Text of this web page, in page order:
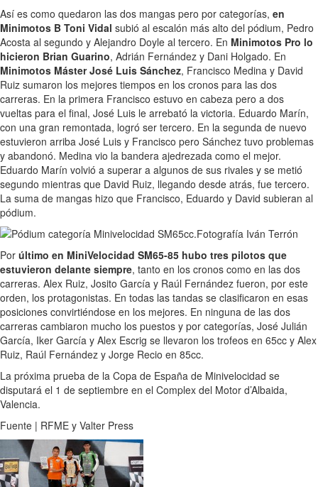
Así es como quedaron las dos mangas pero por categorías, en
Minimotos B Toni Vidal subió al escalón más alto del pódium, Pedro
Acosta al segundo y Alejandro Doyle al tercero. En Minimotos Pro lo
hicieron Brian Guarino, Adrián Fernández y Dani Holgado. En
Minimotos Máster José Luis Sánchez, Francisco Medina y David
Ruiz sumaron los mejores tiempos en los cronos para las dos
carreras. En la primera Francisco estuvo en cabeza pero a dos
vueltas para el final, José Luis le arrebató la victoria. Eduardo Marín,
con una gran remontada, logró ser tercero. En la segunda de nuevo
estuvieron arriba José Luis y Francisco pero Sánchez tuvo problemas
y abandonó. Medina vio la bandera ajedrezada como el mejor.
Eduardo Marín volvió a superar a algunos de sus rivales y se metió
segundo mientras que David Ruiz, llegando desde atrás, fue tercero.
La suma de mangas hizo que Francisco, Eduardo y David subieran al
pódium.
Por último en MiniVelocidad SM65-85 hubo tres pilotos que
estuvieron delante siempre, tanto en los cronos como en las dos
carreras. Alex Ruiz, Josito García y Raúl Fernández fueron, por este
orden, los protagonistas. En todas las tandas se clasificaron en esas
posiciones convirtiéndose en los mejores. En ninguna de las dos
carreras cambiaron mucho los puestos y por categorías, José Julián
García, Iker García y Alex Escrig se llevaron los trofeos en 65cc y Alex
Ruiz, Raúl Fernández y Jorge Recio en 85cc.
La próxima prueba de la Copa de España de Minivelocidad se
disputará el 1 de septiembre en el Complex del Motor d’Albaida,
Valencia.
Fuente | RFME y Valter Press